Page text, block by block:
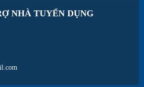
NHÀ TUYỂN DỤNG